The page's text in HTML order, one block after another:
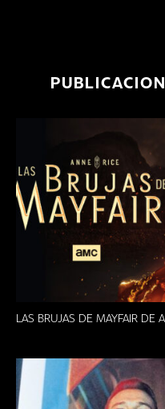
LAS BRUJAS DE MAYFAIR DE